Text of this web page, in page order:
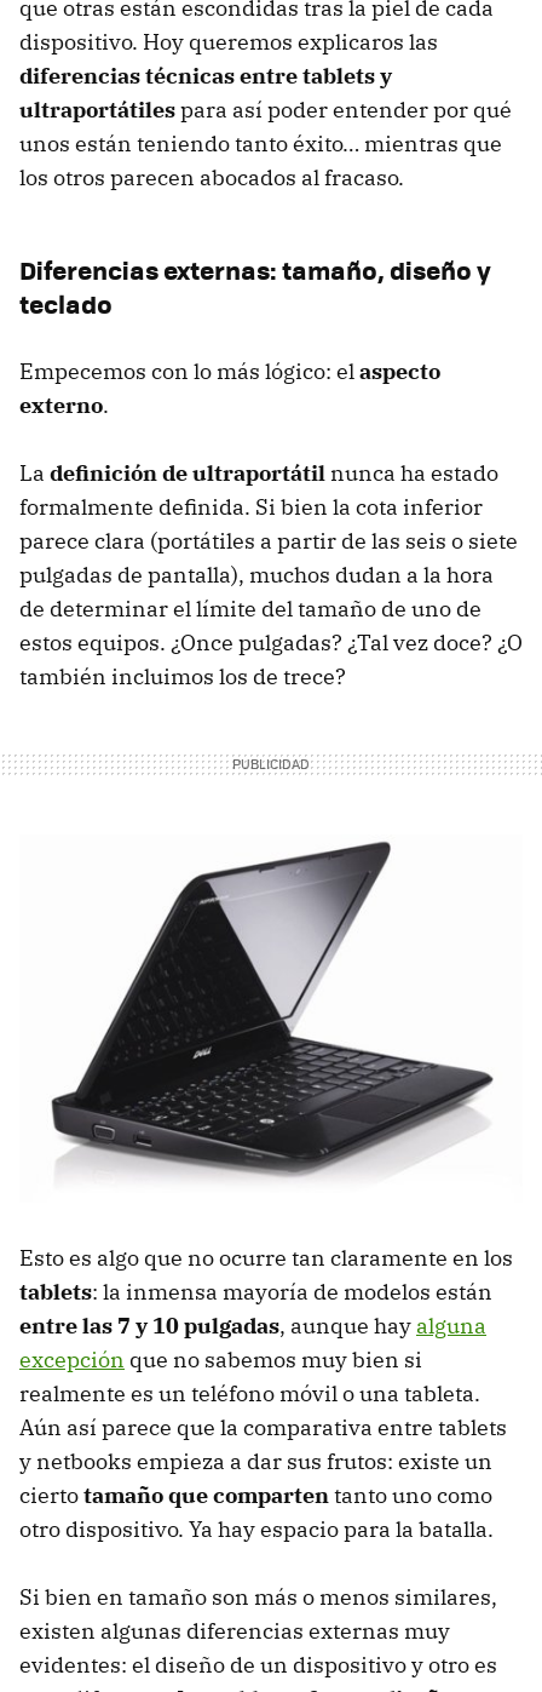
que otras están escondidas tras la piel de cada
dispositivo. Hoy queremos explicaros las
diferencias técnicas entre tablets y
ultraportátilespara así poder entender por qué
unos están teniendo tanto éxito… mientras que
los otros parecen abocados al fracaso.
Diferencias externas: tamaño, diseño y
teclado
Empecemos con lo más lógico: elaspecto
externo.
La definición de ultraportátil nunca ha estado
formalmente definida. Si bien la cota inferior
parece clara (portátiles a partir de las seis o siete
pulgadas de pantalla), muchos dudan a la hora
de determinar el límite del tamaño de uno de
estos equipos. ¿Once pulgadas? ¿Tal vez doce? ¿O
también incluimos los de trece?
Esto es algo que no ocurre tan claramente en los
tablets: la inmensa mayoría de modelos están
entre las 7 y 10 pulgadas, aunque hay alguna
excepción que no sabemos muy bien si
realmente es un teléfono móvil o una tableta.
Aún así parece que la comparativa entre tablets
y netbooks empieza a dar sus frutos: existe un
ciertotamaño que compartentanto uno como
otro dispositivo. Ya hay espacio para la batalla.
Si bien en tamaño son más o menos similares,
existen algunas diferencias externas muy
evidentes: el diseño de un dispositivo y otro es